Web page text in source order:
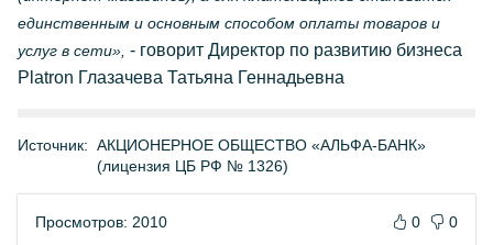
единственным и основным способом оплаты товаров и
услуг в сети», - говорит Директор по развитию бизнеса
Platron Глазачева Татьяна Геннадьевна
Источник: АКЦИОНЕРНОЕ ОБЩЕСТВО «АЛЬФА-БАНК»
(лицензия ЦБ РФ № 1326)
Просмотров: 2010 0 0